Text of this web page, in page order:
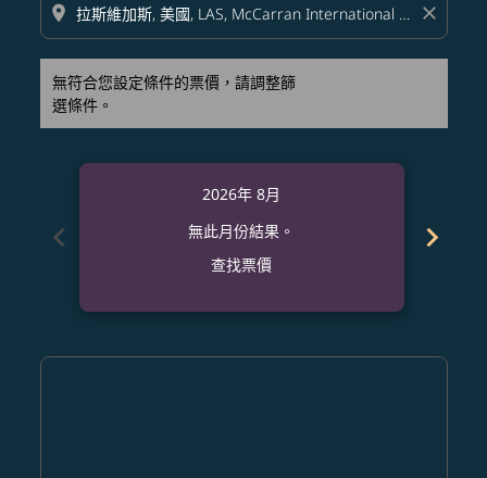
location_on close
無符合您設定條件的票價，請調整篩
選條件。
chevron_left
2026年 8月
無此月份結果。
查找票價
chevron_right